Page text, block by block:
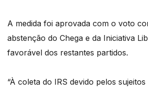
A medida foi aprovada com o voto
abstenção do Chega e da Iniciativa
favorável dos restantes partidos.
“À coleta do IRS devido pelos sujeitos